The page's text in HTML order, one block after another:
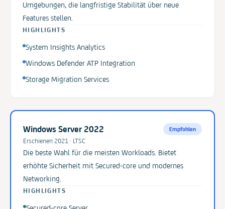
Umgebungen, die langfristige Stabilität über neue
Features stellen.
HIGHLIGHTS
System Insights Analytics
Windows Defender ATP Integration
Storage Migration Services
Windows Server 2022
Erschienen 2021 · LTSC
Empfohlen
Die beste Wahl für die meisten Workloads. Bietet
erhöhte Sicherheit mit Secured-core und modernes
Networking.
HIGHLIGHTS